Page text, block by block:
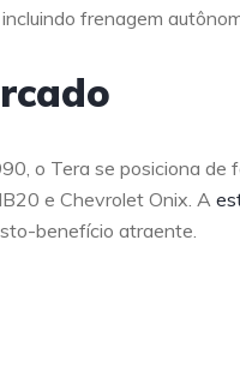
frenagem
o Tera se posiciona de
e Chevrolet Onix. A
benefício atraente.